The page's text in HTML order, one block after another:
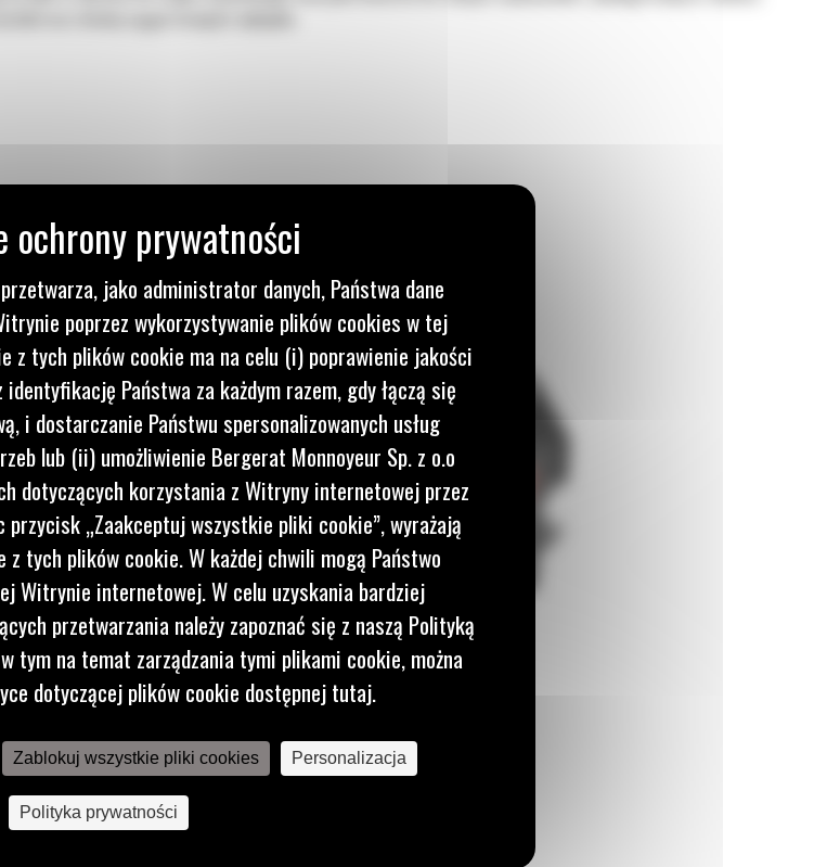
jako administrator danych, Państwa dane
poprzez wykorzystywanie plików cookies w tej
z tych plików cookie ma na celu (i) poprawienie jakości
Państwa za każdym razem, gdy łączą się
i dostarczanie Państwu spersonalizowanych usług
lub (ii) umożliwienie Bergerat Monnoyeur Sp. z o.o
dotyczących korzystania z Witryny internetowej przez
„Zaakceptuj wszystkie pliki cookie”, wyrażają
z tych plików cookie. W każdej chwili mogą Państwo
Witrynie internetowej. W celu uzyskania bardziej
przetwarzania należy zapoznać się z naszą Polityką
tym na temat zarządzania tymi plikami cookie, można
dotyczącej plików cookie dostępnej tutaj.
Zablokuj wszystkie pliki cookies Personalizacja
Polityka prywatności